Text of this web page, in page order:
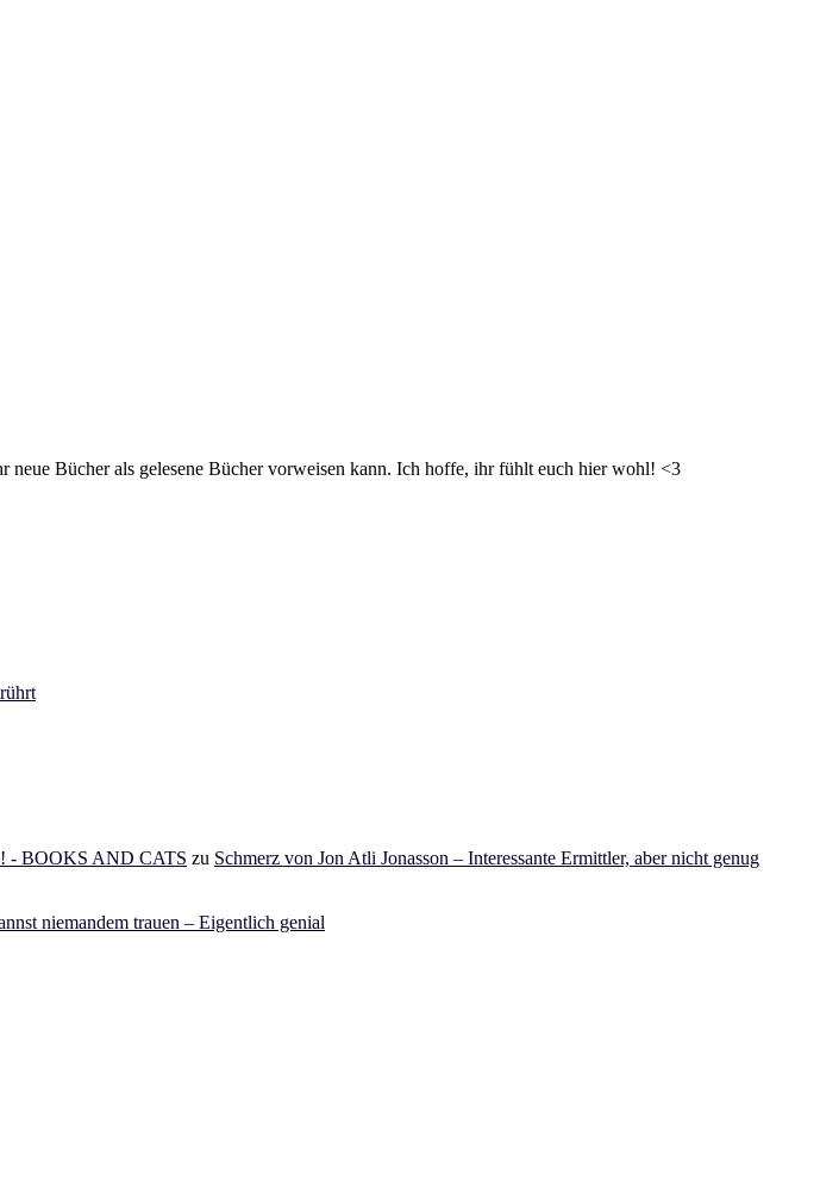
neue Bücher als gelesene Bücher vorweisen kann. Ich hoffe, ihr fühlt euch hier wohl! <3
- BOOKS AND CATS zu Schmerz von Jon Atli Jonasson – Interessante Ermittler, aber nicht genug
niemandem trauen – Eigentlich genial